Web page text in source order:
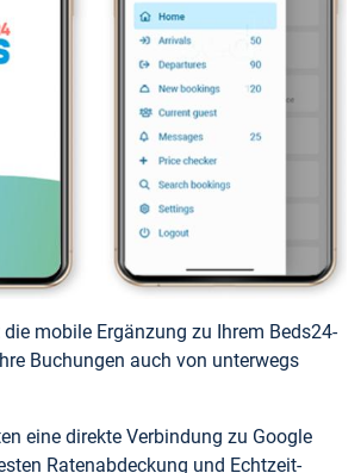
mobile Ergänzung zu Ihrem Beds24-
Buchungen auch von unterwegs
eine direkte Verbindung zu Google
Ratenabdeckung und Echtzeit-